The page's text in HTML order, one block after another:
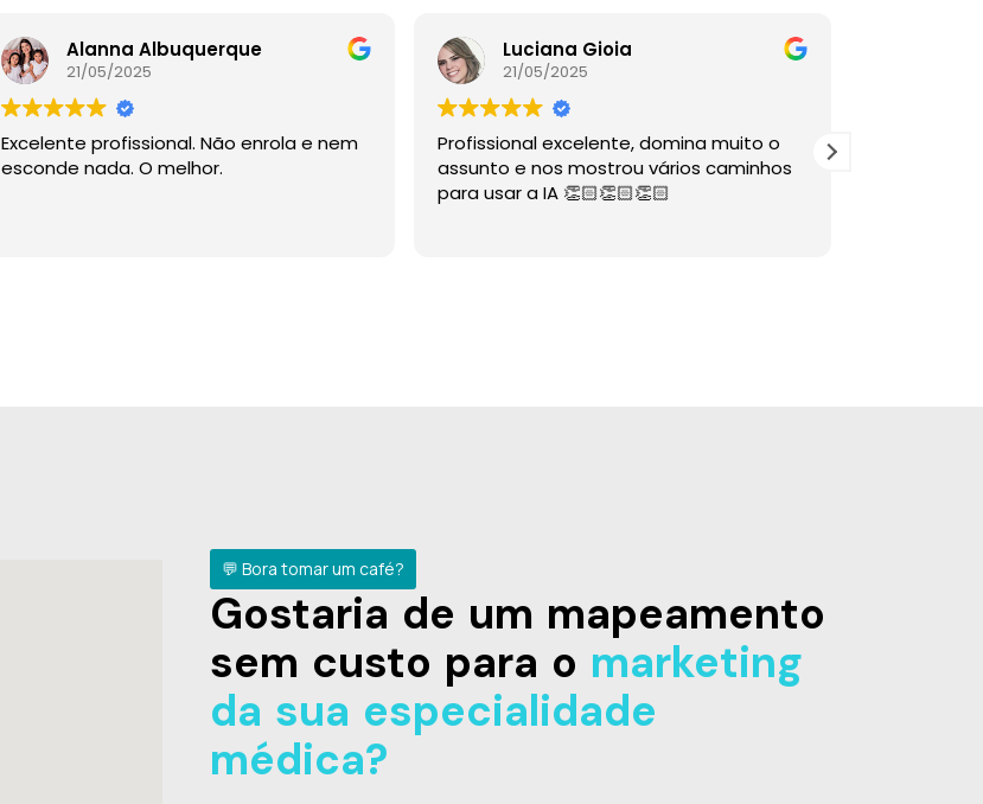
Alanna Albuquerque
21/05/2025
Excelente profissional. Não enrola e nem
esconde nada. O melhor.
Luciana Gioia
21/05/2025
Profissional excelente, domina muito o
assunto e nos mostrou vários caminhos
para usar a IA 👏🏻👏🏻👏🏻
💬 Bora tomar um café?
Gostaria de um mapeamento
sem custo para o marketing
da sua especialidade
médica?